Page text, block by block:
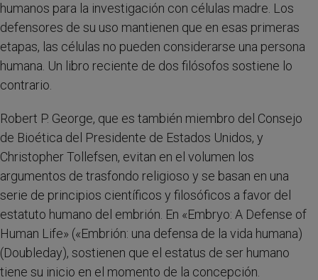
humanos para la investigación con células madre. Los
defensores de su uso mantienen que en esas primeras
etapas, las células no pueden considerarse una persona
humana. Un libro reciente de dos filósofos sostiene lo
contrario.
Robert P. George, que es también miembro del Consejo
de Bioética del Presidente de Estados Unidos, y
Christopher Tollefsen, evitan en el volumen los
argumentos de trasfondo religioso y se basan en una
serie de principios científicos y filosóficos a favor del
estatuto humano del embrión. En «Embryo: A Defense of
Human Life» («Embrión: una defensa de la vida humana)
(Doubleday), sostienen que el estatus de ser humano
tiene su inicio en el momento de la concepción.